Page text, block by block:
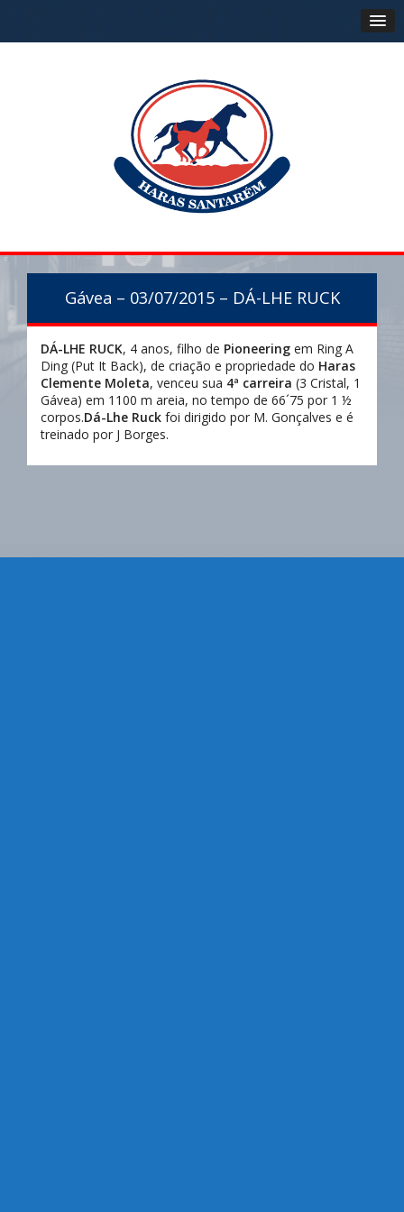
Gávea – 03/07/2015 – DÁ-LHE RUCK
DÁ-LHE RUCK, 4 anos, filho de Pioneering em Ring A
Ding (Put It Back), de criação e propriedade do Haras
Clemente Moleta, venceu sua 4ª carreira (3 Cristal, 1
Gávea) em 1100 m areia, no tempo de 66´75 por 1 ½
corpos.Dá-Lhe Ruck foi dirigido por M. Gonçalves e é
treinado por J Borges.